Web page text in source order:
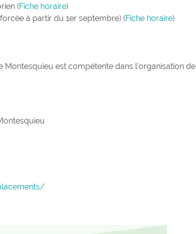
(Fiche horaire)
à partir du 1er septembre) (Fiche horaire)
est compétente dans l’organisation